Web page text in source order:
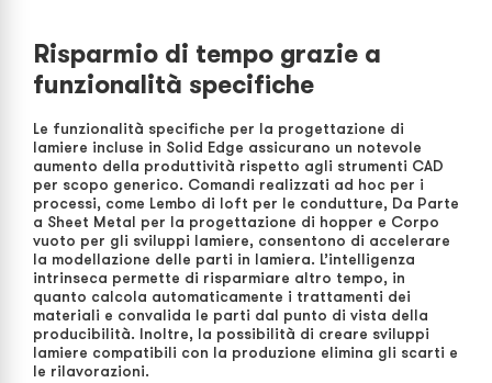
Risparmio di tempo grazie a
funzionalità specifiche
Le funzionalità specifiche per la progettazione di
lamiere incluse in Solid Edge assicurano un notevole
aumento della produttività rispetto agli strumenti CAD
per scopo generico. Comandi realizzati ad hoc per i
processi, come Lembo di loft per le condutture, Da Parte
a Sheet Metal per la progettazione di hopper e Corpo
vuoto per gli sviluppi lamiere, consentono di accelerare
la modellazione delle parti in lamiera. L’intelligenza
intrinseca permette di risparmiare altro tempo, in
quanto calcola automaticamente i trattamenti dei
materiali e convalida le parti dal punto di vista della
producibilità. Inoltre, la possibilità di creare sviluppi
lamiere compatibili con la produzione elimina gli scarti e
le rilavorazioni.